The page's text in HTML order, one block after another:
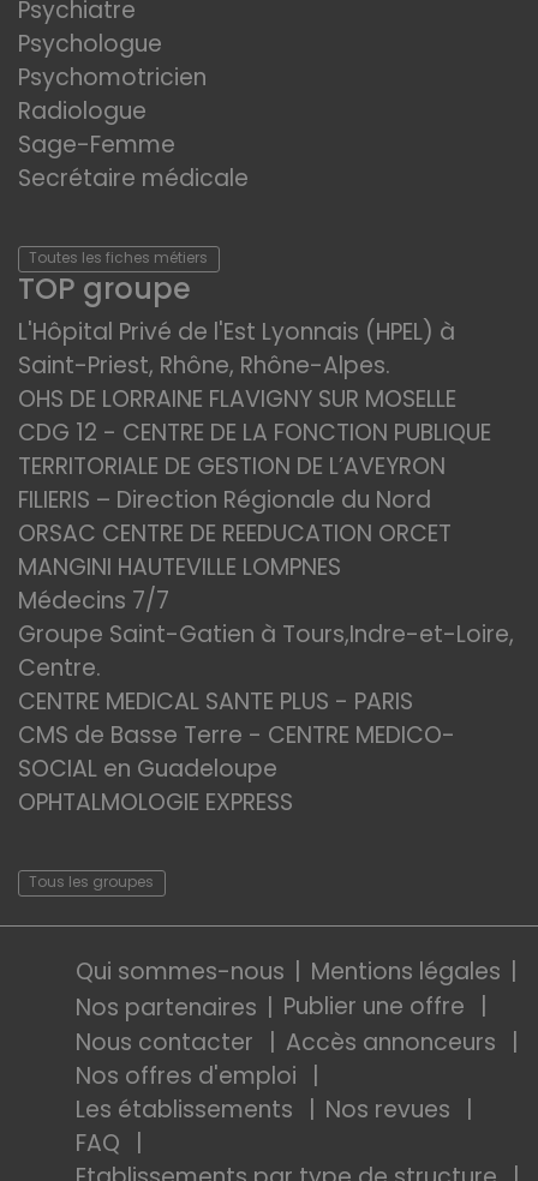
Psychiatre
Psychologue
Psychomotricien
Radiologue
Sage-Femme
Secrétaire médicale
Toutes les fiches métiers
TOP groupe
L'Hôpital Privé de l'Est Lyonnais (HPEL) à
Saint-Priest, Rhône, Rhône-Alpes.
OHS DE LORRAINE FLAVIGNY SUR MOSELLE
CDG 12 - CENTRE DE LA FONCTION PUBLIQUE
TERRITORIALE DE GESTION DE L’AVEYRON
FILIERIS – Direction Régionale du Nord
ORSAC CENTRE DE REEDUCATION ORCET
MANGINI HAUTEVILLE LOMPNES
Médecins 7/7
Groupe Saint-Gatien à Tours,Indre-et-Loire,
Centre.
CENTRE MEDICAL SANTE PLUS - PARIS
CMS de Basse Terre - CENTRE MEDICO-
SOCIAL en Guadeloupe
OPHTALMOLOGIE EXPRESS
Tous les groupes
Qui sommes-nous
Mentions légales
Nos partenaires
Publier une offre
Nous contacter
Accès annonceurs
Nos offres d'emploi
Les établissements
Nos revues
FAQ